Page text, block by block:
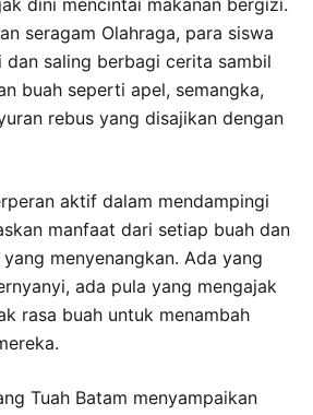
seragam Olahraga, para siswa
saling berbagi cerita sambil
buah seperti apel, semangka,
rebus yang disajikan dengan
aktif dalam mendampingi
manfaat dari setiap buah dan
menyenangkan. Ada yang
ada pula yang mengajak
rasa buah untuk menambah
Tuah Batam menyampaikan